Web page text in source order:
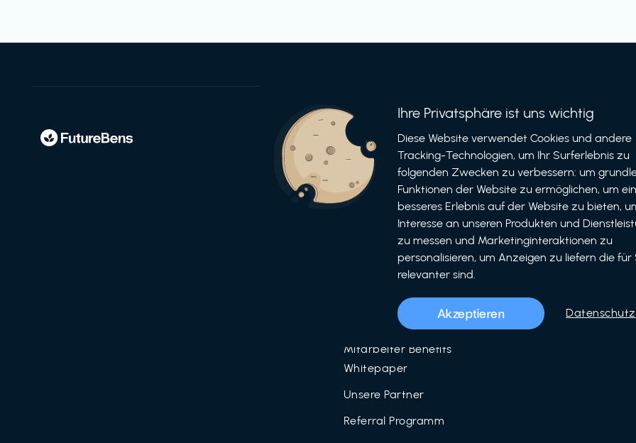
Informationen
Für Unternehmen
Für Partner
Unser Team
Mitarbeiter Benefits
Mitarbeiter Benefits
Whitepaper
Unsere Partner
Referral Programm
Bewerben
als Unternehmen
Ihre Privatsphäre ist uns wichtig
Diese Website verwendet Cookies und andere
Tracking-Technologien, um Ihr Surferlebnis zu
folgenden Zwecken zu verbessern: um
Funktionen der Website zu ermöglichen, um ein
besseres Erlebnis auf der Website zu bieten,
Interesse an unseren Produkten und
zu messen und Marketinginteraktionen zu
personalisieren, um Anzeigen zu liefern die für
relevanter sind.
Akzeptieren Datenschutz